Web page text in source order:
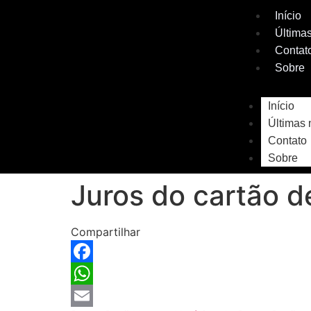
Início
Sobre
Início
Últimas
Contato
Sobre
Juros do cartão
Compartilhar
Facebook
WhatsApp